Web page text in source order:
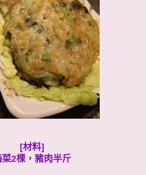
[材料]
菜2棵，豬肉半斤